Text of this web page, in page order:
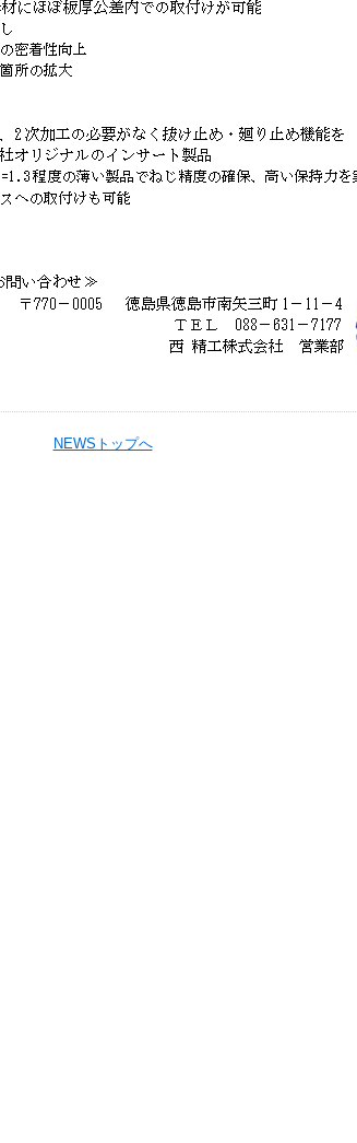
NEWSトップへ